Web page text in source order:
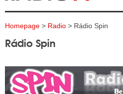
TELEVIZE
INTERNET
TISK
RADIA
Homepage > Radio > Rádio Spin
Rádio Spin